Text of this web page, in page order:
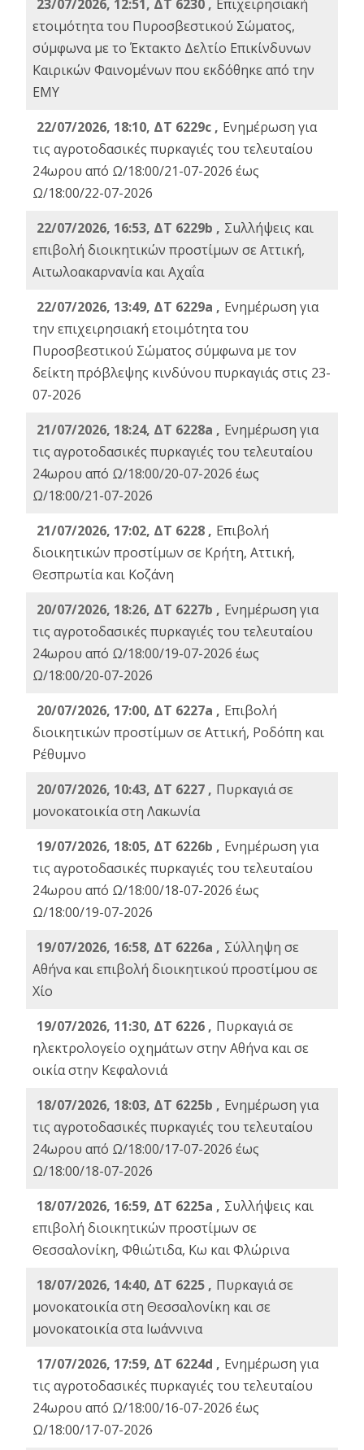
23/07/2026, 12:51, ΔΤ 6230 , Επιχειρησιακή
ετοιμότητα του Πυροσβεστικού Σώματος,
σύμφωνα με το Έκτακτο Δελτίο Επικίνδυνων
Καιρικών Φαινομένων που εκδόθηκε από την
ΕΜΥ
22/07/2026, 18:10, ΔΤ 6229c , Ενημέρωση για
τις αγροτοδασικές πυρκαγιές του τελευταίου
24ωρου από Ω/18:00/21-07-2026 έως
Ω/18:00/22-07-2026
22/07/2026, 16:53, ΔΤ 6229b , Σuλλήψεις και
επιβολή διοικητικών προστίμων σε Αττική,
Αιτωλοακαρνανία και Αχαΐα
22/07/2026, 13:49, ΔΤ 6229a , Ενημέρωση για
την επιχειρησιακή ετοιμότητα του
Πυροσβεστικού Σώματος σύμφωνα με τον
δείκτη πρόβλεψης κινδύνου πυρκαγιάς στις 23-
07-2026
21/07/2026, 18:24, ΔΤ 6228a , Ενημέρωση για
τις αγροτοδασικές πυρκαγιές του τελευταίου
24ωρου από Ω/18:00/20-07-2026 έως
Ω/18:00/21-07-2026
21/07/2026, 17:02, ΔΤ 6228 , Επιβολή
διοικητικών προστίμων σε Κρήτη, Αττική,
Θεσπρωτία και Κοζάνη
20/07/2026, 18:26, ΔΤ 6227b , Ενημέρωση για
τις αγροτοδασικές πυρκαγιές του τελευταίου
24ωρου από Ω/18:00/19-07-2026 έως
Ω/18:00/20-07-2026
20/07/2026, 17:00, ΔΤ 6227a , Επιβολή
διοικητικών προστίμων σε Αττική, Ροδόπη και
Ρέθυμνο
20/07/2026, 10:43, ΔΤ 6227 , Πυρκαγιά σε
μονοκατοικία στη Λακωνία
19/07/2026, 18:05, ΔΤ 6226b , Ενημέρωση για
τις αγροτοδασικές πυρκαγιές του τελευταίου
24ωρου από Ω/18:00/18-07-2026 έως
Ω/18:00/19-07-2026
19/07/2026, 16:58, ΔΤ 6226a , Σύλληψη σε
Αθήνα και επιβολή διοικητικού προστίμου σε
Χίο
19/07/2026, 11:30, ΔΤ 6226 , Πυρκαγιά σε
ηλεκτρολογείο οχημάτων στην Αθήνα και σε
οικία στην Κεφαλονιά
18/07/2026, 18:03, ΔΤ 6225b , Ενημέρωση για
τις αγροτοδασικές πυρκαγιές του τελευταίου
24ωρου από Ω/18:00/17-07-2026 έως
Ω/18:00/18-07-2026
18/07/2026, 16:59, ΔT 6225a , Συλλήψεις και
επιβολή διοικητικών προστίμων σε
Θεσσαλονίκη, Φθιώτιδα, Κω και Φλώρινα
18/07/2026, 14:40, ΔΤ 6225 , Πυρκαγιά σε
μονοκατοικία στη Θεσσαλονίκη και σε
μονοκατοικία στα Ιωάννινα
17/07/2026, 17:59, ΔΤ 6224d , Ενημέρωση για
τις αγροτοδασικές πυρκαγιές του τελευταίου
24ωρου από Ω/18:00/16-07-2026 έως
Ω/18:00/17-07-2026